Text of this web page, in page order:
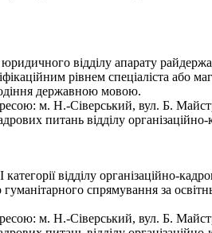
відділу апарату
рівнем спеціаліста або
державною мовою.
м. Н.-Сіверський, вул. Б.
питань відділу організаційно-
відділу організаційно-
спрямування за
м. Н.-Сіверський, вул. Б.